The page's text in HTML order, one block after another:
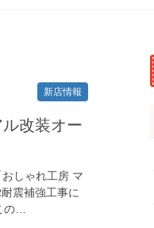
新店情報
改装オー
おしゃれ工房 マ
震補強工事に
の…